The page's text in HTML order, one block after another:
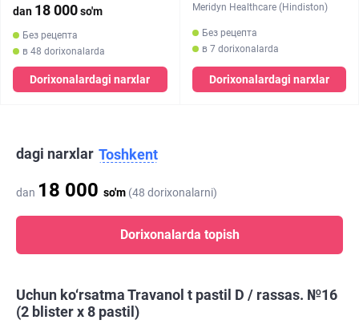
dan 18 000so'm
Без рецепта
в 48 dorixonalarda
Dorixonalardagi narxlar
Meridyn Healthcare (Hindiston)
Без рецепта
в 7 dorixonalarda
Dorixonalardagi narxlar
dagi narxlar Toshkent
dan 18 000 so'm (48 dorixonalarni)
Dorixonalarda topish
Uchun ko‘rsatma Travanol t pastil D / rassas. №16
(2 blister х 8 pastil)